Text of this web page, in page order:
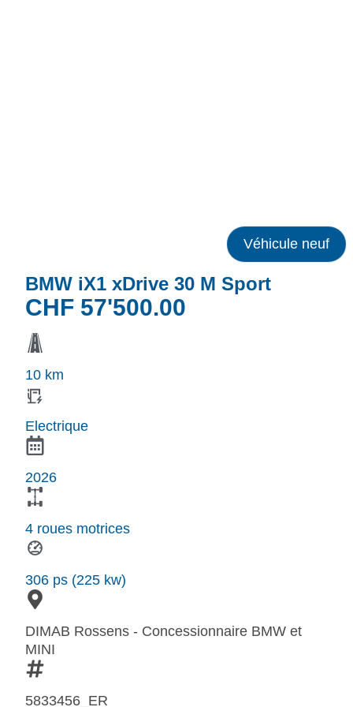
Véhicule neuf
BMW iX1 xDrive 30 M Sport
CHF 57'500.00
10 km
Electrique
2026
4 roues motrices
306 ps (225 kw)
DIMAB Rossens - Concessionnaire BMW et
MINI
5833456_ER